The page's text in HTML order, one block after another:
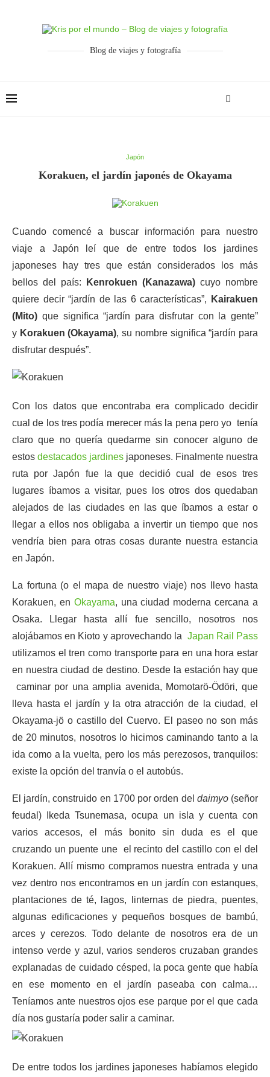
Blog de viajes y fotografía
Japón
Korakuen, el jardín japonés de Okayama
Cuando comencé a buscar información para nuestro
viaje a Japón leí que de entre todos los jardines
japoneses hay tres que están considerados los más
bellos del país:
Kenrokuen (Kanazawa) cuyo nombre
quiere decir “jardín de las 6 características”,
Kairakuen
(Mito) que significa “jardín para disfrutar con la gente”
y Korakuen (Okayama), su nombre significa “jardín para
disfrutar después”.
Con los datos que encontraba era complicado decidir
cual de los tres podía merecer más la pena pero yo tenía
claro que no quería quedarme sin conocer alguno de
estos destacados jardines japoneses. Finalmente nuestra
ruta por Japón fue la que decidió cual de esos tres
lugares íbamos a visitar, pues los otros dos quedaban
alejados de las ciudades en las que íbamos a estar o
llegar a ellos nos obligaba a invertir un tiempo que nos
vendría bien para otras cosas durante nuestra estancia
en Japón.
La fortuna (o el mapa de nuestro viaje) nos llevo hasta
Korakuen, en Okayama, una ciudad moderna cercana a
Osaka. Llegar hasta allí fue sencillo, nosotros nos
alojábamos en Kioto y aprovechando la Japan Rail Pass
utilizamos el tren como transporte para en una hora estar
en nuestra ciudad de destino. Desde la estación hay que
caminar por una amplia avenida, Momotarö-Ödöri, que
lleva hasta el jardín y la otra atracción de la ciudad, el
Okayama-jö o castillo del Cuervo. El paseo no son más
de 20 minutos, nosotros lo hicimos caminando tanto a la
ida como a la vuelta, pero los más perezosos, tranquilos:
existe la opción del tranvía o el autobús.
El jardín, construido en 1700 por orden del daimyo(señor
feudal) Ikeda Tsunemasa, ocupa un isla y cuenta con
varios accesos, el más bonito sin duda es el que
cruzando un puente une el recinto del castillo con el del
Korakuen. Allí mismo compramos nuestra entrada y una
vez dentro nos encontramos en un jardín con estanques,
plantaciones de té, lagos, linternas de piedra, puentes,
algunas edificaciones y pequeños bosques de bambú,
arces y cerezos. Todo delante de nosotros era de un
intenso verde y azul, varios senderos cruzaban grandes
explanadas de cuidado césped, la poca gente que había
en ese momento en el jardín paseaba con calma…
Teníamos ante nuestros ojos ese parque por el que cada
día nos gustaría poder salir a caminar.
De entre todos los jardines japoneses habíamos elegido